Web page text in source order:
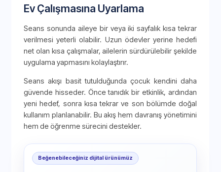
Ev Çalışmasına Uyarlama
Seans sonunda aileye bir veya iki sayfalık kısa tekrar
verilmesi yeterli olabilir. Uzun ödevler yerine hedefi
net olan kısa çalışmalar, ailelerin sürdürülebilir şekilde
uygulama yapmasını kolaylaştırır.
Seans akışı basit tutulduğunda çocuk kendini daha
güvende hisseder. Önce tanıdık bir etkinlik, ardından
yeni hedef, sonra kısa tekrar ve son bölümde doğal
kullanım planlanabilir. Bu akış hem davranış yönetimini
hem de öğrenme sürecini destekler.
Beğenebileceğiniz dijital ürünümüz